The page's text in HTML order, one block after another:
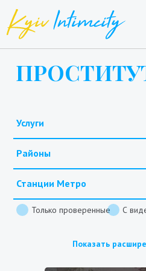
Услуги
Районы
Станции Метро
Только проверенные С
Показать